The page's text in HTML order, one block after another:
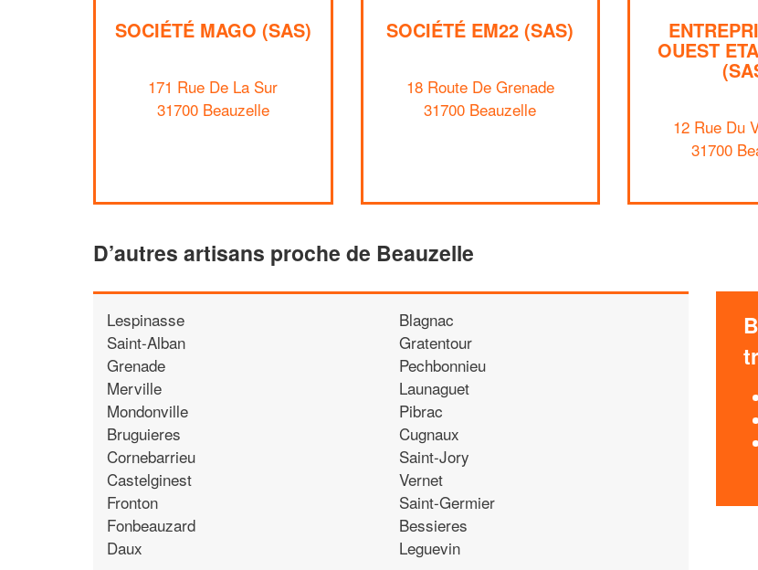
SOCIÉTÉ MAGO (SAS)
171 Rue De La Sur
31700 Beauzelle
SOCIÉTÉ EM22 (SAS)
18 Route De Grenade
31700 Beauzelle
OUEST
12 Rue Du
31700
D’autres artisans proche de Beauzelle
Lespinasse
Saint-Alban
Grenade
Merville
Mondonville
Bruguieres
Cornebarrieu
Castelginest
Fronton
Fonbeauzard
Daux
Blagnac
Gratentour
Pechbonnieu
Launaguet
Pibrac
Cugnaux
Saint-Jory
Vernet
Saint-Germier
Bessieres
Leguevin